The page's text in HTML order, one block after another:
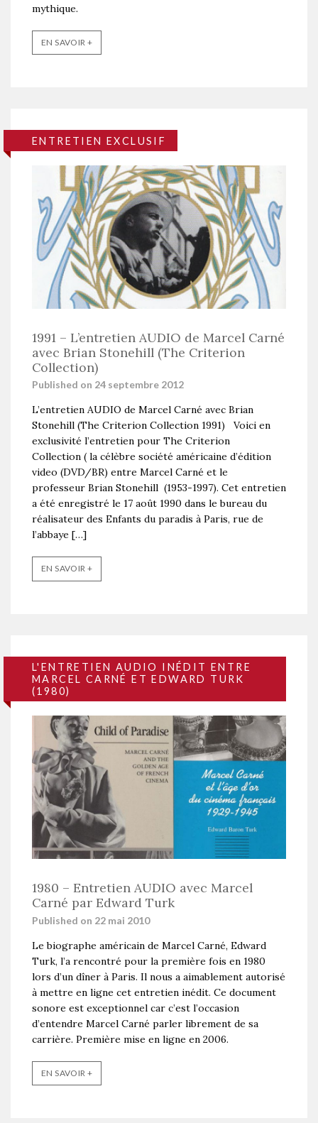
mythique.
EN SAVOIR +
ENTRETIEN EXCLUSIF
1991 – L’entretien AUDIO de Marcel Carné
avec Brian Stonehill (The Criterion
Collection)
Published on 24 septembre 2012
L’entretien AUDIO de Marcel Carné avec Brian
Stonehill (The Criterion Collection 1991) Voici en
exclusivité l’entretien pour The Criterion
Collection ( la célèbre société américaine d’édition
video (DVD/BR) entre Marcel Carné et le
professeur Brian Stonehill (1953-1997). Cet entretien
a été enregistré le 17 août 1990 dans le bureau du
réalisateur des Enfants du paradis à Paris, rue de
l’abbaye […]
EN SAVOIR +
L'ENTRETIEN AUDIO INÉDIT ENTRE
MARCEL CARNÉ ET EDWARD TURK
(1980)
1980 – Entretien AUDIO avec Marcel
Carné par Edward Turk
Published on 22 mai 2010
Le biographe américain de Marcel Carné, Edward
Turk, l’a rencontré pour la première fois en 1980
lors d’un dîner à Paris. Il nous a aimablement autorisé
à mettre en ligne cet entretien inédit. Ce document
sonore est exceptionnel car c’est l’occasion
d’entendre Marcel Carné parler librement de sa
carrière. Première mise en ligne en 2006.
EN SAVOIR +